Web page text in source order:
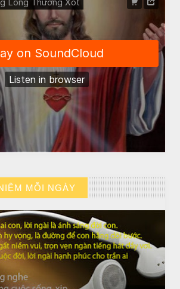
MỖI NGÀY
// VIEW MORE BY AUDIO SUY NIỆM MỖI NGÀY
NHẤT TRONG ĐỜI